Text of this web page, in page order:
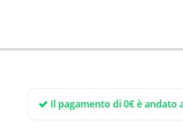
Il pagamento di 0€ è andato